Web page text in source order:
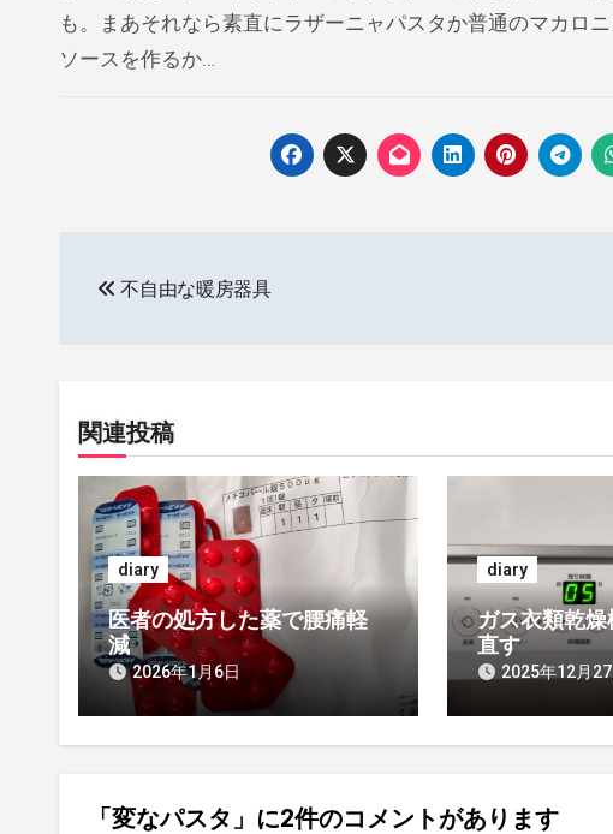
も。まあそれなら素直にラザーニャパスタか普通のマカロ
ソースを作るか…
ゲ
ー
シ
ョ
ン
不自由な暖房器具
関連投稿
diary
医者の処方した薬で腰痛軽
減
2026年1月6日
diary
ガス衣類乾
直す
2025年12月27
「変なパスタ」に2件のコメントがあります